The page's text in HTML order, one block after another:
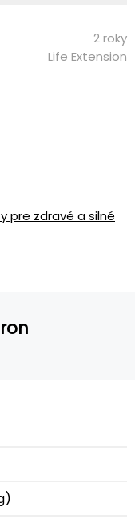
2 roky
Life Extension
pre zdravé a silné